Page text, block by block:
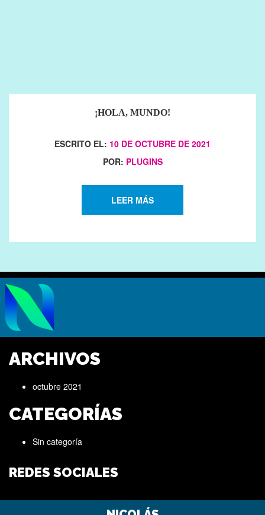
¡HOLA, MUNDO!
ESCRITO EL: 10 DE OCTUBRE DE 2021
POR: PLUGINS
LEER MÁS
ARCHIVOS
octubre 2021
CATEGORÍAS
Sin categoría
REDES SOCIALES